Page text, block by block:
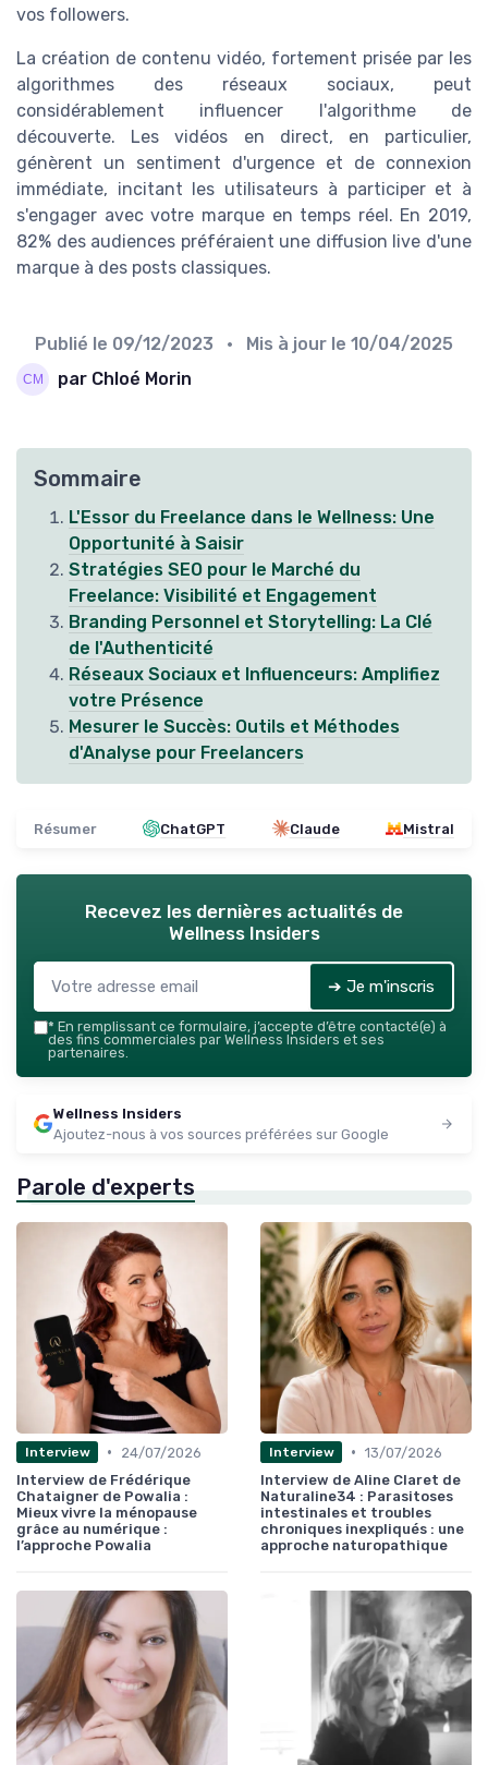
vos followers.
La création de contenu vidéo, fortement prisée par les
algorithmes des réseaux sociaux, peut
considérablement influencer l'algorithme de
découverte. Les vidéos en direct, en particulier,
génèrent un sentiment d'urgence et de connexion
immédiate, incitant les utilisateurs à participer et à
s'engager avec votre marque en temps réel. En 2019,
82% des audiences préféraient une diffusion live d'une
marque à des posts classiques.
Publié le 09/12/2023 • Mis à jour le 10/04/2025
par Chloé Morin
Sommaire
L'Essor du Freelance dans le Wellness: Une
Opportunité à Saisir
Stratégies SEO pour le Marché du
Freelance: Visibilité et Engagement
Branding Personnel et Storytelling: La Clé
de l'Authenticité
Réseaux Sociaux et Influenceurs: Amplifiez
votre Présence
Mesurer le Succès: Outils et Méthodes
d'Analyse pour Freelancers
Résumer ChatGPT Claude Mistral
Recevez les dernières actualités de
Wellness Insiders
➔ Je m'inscris
* En remplissant ce formulaire, j’accepte d’être contacté(e) à
des fins commerciales par Wellness Insiders et ses
partenaires.
Wellness Insiders
Ajoutez-nous à vos sources préférées sur Google
Parole d'experts
Interview •
24/07/2026
Interview de Frédérique
Chataigner de Powalia :
Mieux vivre la ménopause
grâce au numérique :
l’approche Powalia
Interview • 13/07/2026
Interview de Aline Claret de
Naturaline34 : Parasitoses
intestinales et troubles
chroniques inexpliqués : une
approche naturopathique